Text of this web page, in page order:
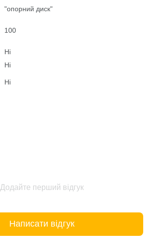
"опорний диск"
100
Ні
Ні
Ні
Додайте перший відгук
Написати відгук